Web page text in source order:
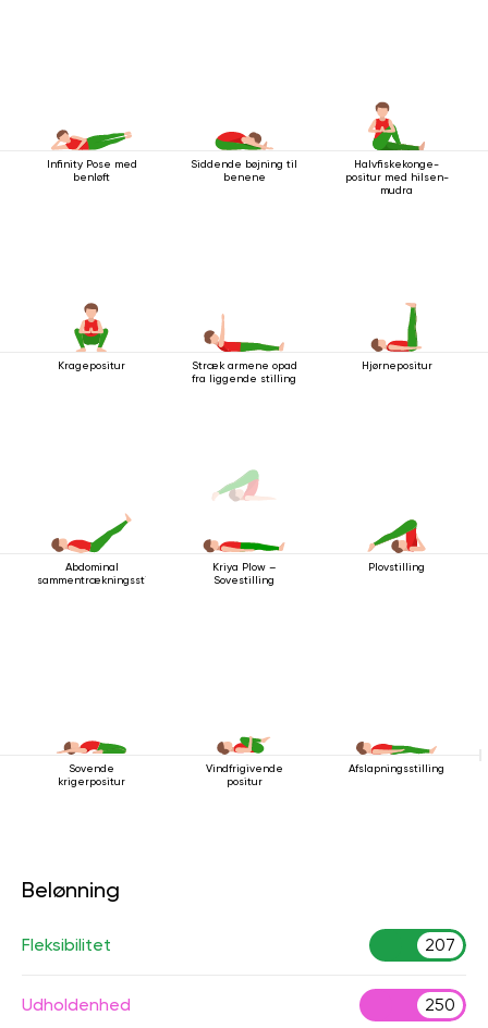
Infinity Pose med
benløft
Siddende bøjning til
benene
Halvfiskekonge-
positur med hilsen-
mudra
Kragepositur
Stræk armene opad
fra liggende stilling
Hjørnepositur
Abdominal
sammentrækningsstilling
Kriya Plow –
Sovestilling
Plovstilling
Sovende
krigerpositur
Vindfrigivende
positur
Afslapningsstilling
Belønning
Fleksibilitet 207
Udholdenhed 250